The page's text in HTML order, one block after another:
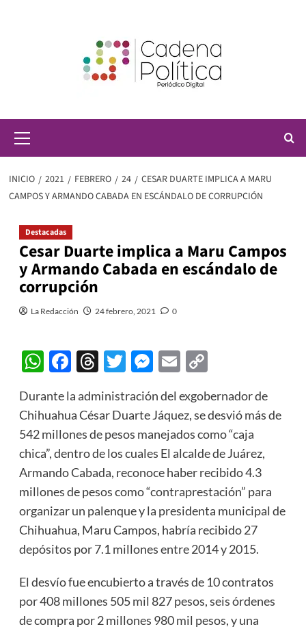
principal
INICIO 2021 FEBRERO 24
CESAR DUARTE IMPLICA A MARU
CAMPOS Y ARMANDO CABADA EN ESCÁNDALO DE CORRUPCIÓN
Destacadas
Cesar Duarte implica a Maru Campos
y Armando Cabada en escándalo de
corrupción
La Redacción 24 febrero, 2021 0
WhatsApp
Facebook
Threads
Twitter
Messenger
EmailCopy
Durante la administración del exgobernador de
Chihuahua César Duarte Jáquez, se desvió más de
542 millones de pesos manejados como “caja
chica”, dentro de los cuales El alcalde de Juárez,
Armando Cabada, reconoce haber recibido 4.3
millones de pesos como “contraprestación” para
organizar un palenque y la presidenta municipal de
Chihuahua, Maru Campos, habría recibido 27
depósitos por 7.1 millones entre 2014 y 2015.
El desvío fue encubierto a través de 10 contratos
por 408 millones 505 mil 827 pesos, seis órdenes
de compra por 2 millones 980 mil pesos, y una